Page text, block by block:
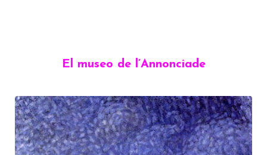
El museo de l’Annonciade